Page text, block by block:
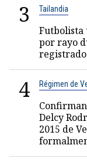
3 Tailandia
Futbolista
por rayo
4 Régimen de
Delcy
2015 de